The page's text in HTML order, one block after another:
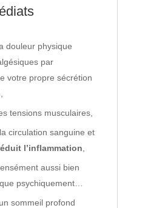
douleur physique
par
votre propre sécrétion
tensions musculaires,
circulation sanguine et
l’inflammation
aussi bien
psychiquement…
sommeil profond